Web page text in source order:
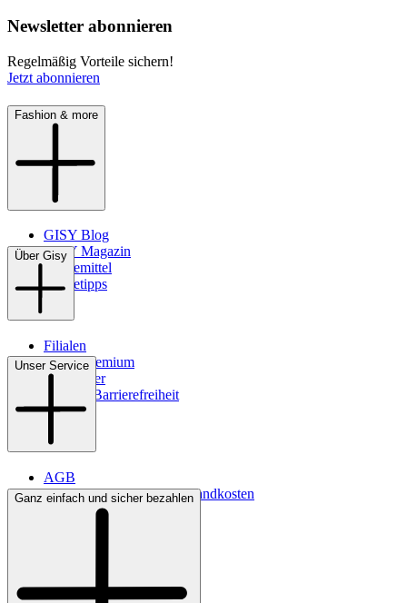
Newsletter abonnieren
Regelmäßig Vorteile sichern!
Jetzt abonnieren
Fashion & more
GISY Blog
GISY Magazin
Pflegemittel
Pflegetipps
Über Gisy
Filialen
WMS-Premium
Newsletter
Digitale Barrierefreiheit
Unser Service
AGB
Lieferbedingungen & Versandkosten
Bezahlung
Ganz einfach und sicher bezahlen